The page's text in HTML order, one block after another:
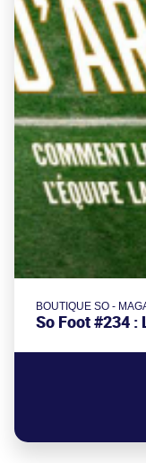
BOUTIQUE SO -
So Foot #234 :